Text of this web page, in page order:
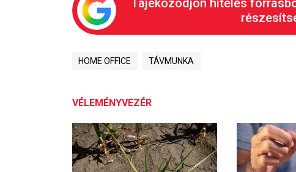
Tájékozódjon hiteles
HOME OFFICE TÁVMUNKA
VÉLEMÉNYVEZÉR